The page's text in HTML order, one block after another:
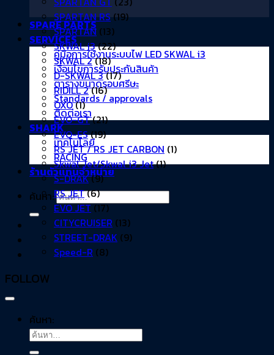
SPARE PARTS
SERVICES
คู่มือการใช้งานระบบไฟ LED SKWAL i3
เงื่อนไขการรับประกันสินค้า
ตารางขนาดรอบศรีษะ
Standards / approvals
ติดต่อเรา
SHARK
เทคโนโลยี
RACING
ร้านตัวแทนจำหน่าย
ค้นหา:
SPARTAN RS (19)
SPARTAN (13)
SKWAL i3(22)
SKWAL 2(18)
D-SKWAL 3(17)
RIDILL 2(16)
OXO(1)
EVO-GT(21)
EVO-ES(19)
RS JET / RS JET CARBON (1)
Skwal Jet/Skwal i3 Jet(1)
S-DRAK(9)
RS JET(6)
EVO JET(17)
CITYCRUISER (13)
STREET-DRAK (9)
Speed-R (8)
FOLLOW
ค้นหา: